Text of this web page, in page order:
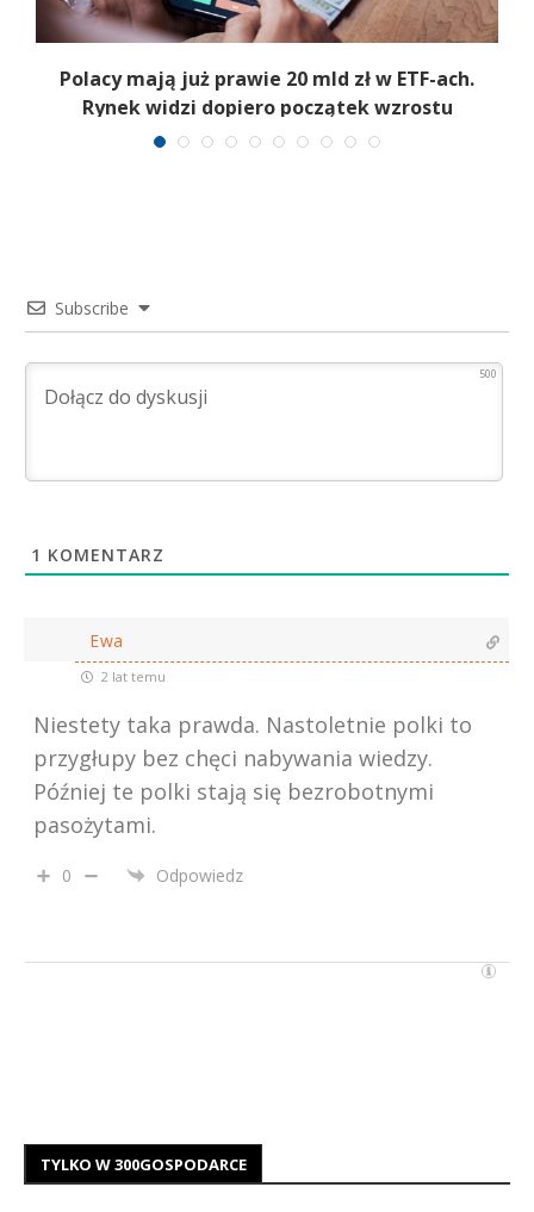
Polacy mają już prawie 20 mld zł w ETF-ach.
Rynek widzi dopiero początek wzrostu
Subscribe
500
1 KOMENTARZ
Ewa
2 lat temu
Niestety taka prawda. Nastoletnie polki to
przygłupy bez chęci nabywania wiedzy.
Później te polki stają się bezrobotnymi
pasożytami.
0 Odpowiedz
TYLKO W 300GOSPODARCE